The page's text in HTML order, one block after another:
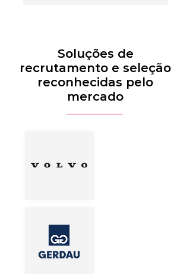
Soluções de
recrutamento e seleção
reconhecidas pelo
mercado